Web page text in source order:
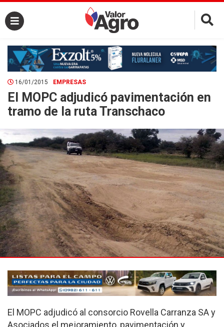
×
16/01/2015 EMPRESAS
El MOPC adjudicó pavimentación en
tramo de la ruta Transchaco
El MOPC adjudicó al consorcio Rovella Carranza SA y